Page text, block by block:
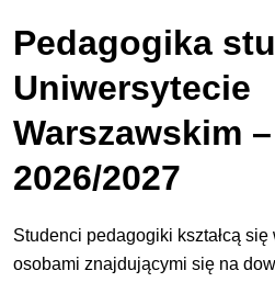
Pedagogika
Uniwersytecie
Warszawskim
2026/2027
Studenci pedagogiki kształcą
osobami znajdującymi się na